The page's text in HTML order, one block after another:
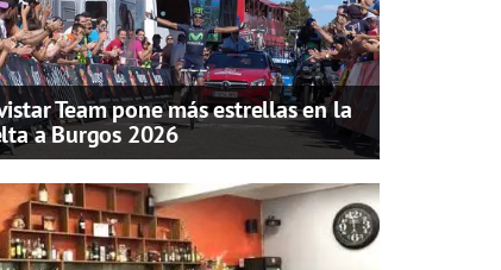
Team pone más estrellas en la
a Burgos 2026